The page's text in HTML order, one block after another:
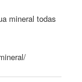
mineral todas